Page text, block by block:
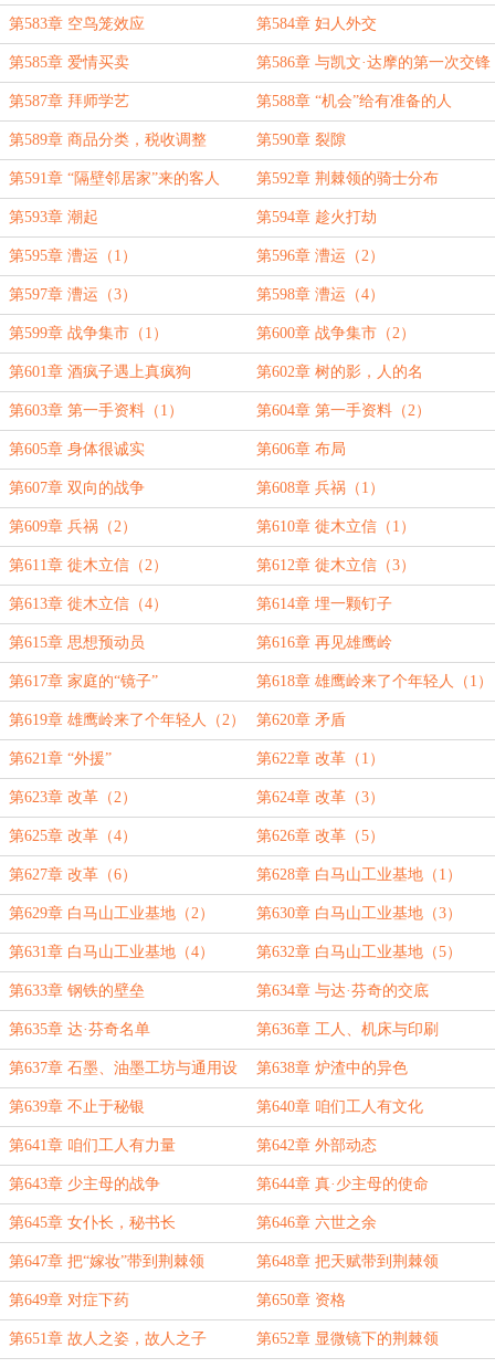
第583章 空鸟笼效应 第584章 妇人外交
第585章 爱情买卖 第586章 与凯文·达摩的第一次交锋
第587章 拜师学艺 第588章 “机会”给有准备的人
第589章 商品分类，税收调整 第590章 裂隙
第591章 “隔壁邻居家”来的客人 第592章 荆棘领的骑士分布
第593章 潮起 第594章 趁火打劫
第595章 漕运（1） 第596章 漕运（2）
第597章 漕运（3） 第598章 漕运（4）
第599章 战争集市（1） 第600章 战争集市（2）
第601章 酒疯子遇上真疯狗 第602章 树的影，人的名
第603章 第一手资料（1） 第604章 第一手资料（2）
第605章 身体很诚实 第606章 布局
第607章 双向的战争 第608章 兵祸（1）
第609章 兵祸（2） 第610章 徙木立信（1）
第611章 徙木立信（2） 第612章 徙木立信（3）
第613章 徙木立信（4） 第614章 埋一颗钉子
第615章 思想预动员 第616章 再见雄鹰岭
第617章 家庭的“镜子” 第618章 雄鹰岭来了个年轻人（1）
第619章 雄鹰岭来了个年轻人（2） 第620章 矛盾
第621章 “外援” 第622章 改革（1）
第623章 改革（2） 第624章 改革（3）
第625章 改革（4） 第626章 改革（5）
第627章 改革（6） 第628章 白马山工业基地（1）
第629章 白马山工业基地（2） 第630章 白马山工业基地（3）
第631章 白马山工业基地（4） 第632章 白马山工业基地（5）
第633章 钢铁的壁垒 第634章 与达·芬奇的交底
第635章 达·芬奇名单 第636章 工人、机床与印刷
第637章 石墨、油墨工坊与通用设
备
第638章 炉渣中的异色
第639章 不止于秘银 第640章 咱们工人有文化
第641章 咱们工人有力量 第642章 外部动态
第643章 少主母的战争 第644章 真·少主母的使命
第645章 女仆长，秘书长 第646章 六世之余
第647章 把“嫁妆”带到荆棘领 第648章 把天赋带到荆棘领
第649章 对症下药 第650章 资格
第651章 故人之姿，故人之子 第652章 显微镜下的荆棘领